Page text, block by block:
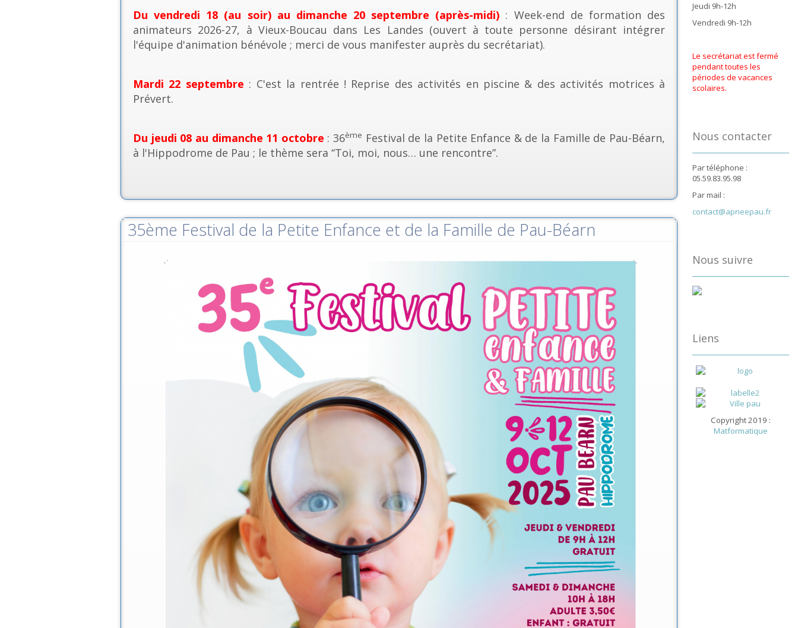
Du vendredi 18 (au soir) au dimanche 20 septembre (après-midi) : Week-end de formation des
animateurs 2026-27, à Vieux-Boucau dans Les Landes (ouvert à toute personne désirant intégrer
l'équipe d'animation bénévole ; merci de vous manifester auprès du secrétariat).
Mardi 22 septembre : C'est la rentrée ! Reprise des activités en piscine & des activités motrices à
Prévert.
Du jeudi 08 au dimanche 11 octobre : 36ème Festival de la Petite Enfance & de la Famille de Pau-Béarn,
à l'Hippodrome de Pau ; le thème sera “Toi, moi, nous… une rencontre”.
35ème Festival de la Petite Enfance et de la Famille de Pau-Béarn
Jeudi 9h-12h
Vendredi 9h-12h
Le secrétariat est fermé
pendant toutes les
périodes de vacances
scolaires.
Nous contacter
Par téléphone :
05.59.83.95.98
Par mail :
contact@apneepau.fr
Nous suivre
Liens
Copyright 2019 :
Matformatique